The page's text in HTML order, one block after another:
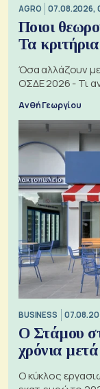
AGRO 07.08.2026,
Ποιοι
Τα κριτήρια
Όσα αλλάζουν
ΟΣΔΕ 2026 - Τι
Ανθή Γεωργίου
BUSINESS
Ο Στάμου
χρόνια μετά
Ο κύκλος